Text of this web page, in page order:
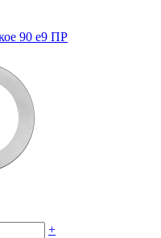
90 e9 ПР
+